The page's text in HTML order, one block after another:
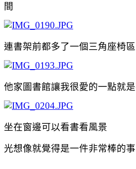
間
連書架前都多了一個三角座椅區
他家圖書館讓我很愛的一點就
坐在窗邊可以看書看風景
光想像就覺得是一件非常棒的事